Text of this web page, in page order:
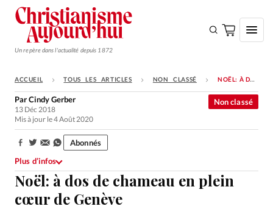
Un repère dans l'actualité depuis 1872
S'ABONNER
Monde
Opinions
Tous les articles
Faire un don
ACCUEIL TOUS LES ARTICLES NON CLASSÉ NOËL: À DOS DE CHAMEAU EN PLEIN CŒUR DE GENÈVE
Noël: à dos de chameau en plein
cœur de Genève
Non classé
ParCindy Gerber
13 Déc 2018
Mis à jour le 4 Août 2020
Partager:
Abonnés
Plus d’infos